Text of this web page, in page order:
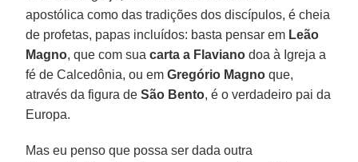
apostólica como das tradições dos discípulos, é cheia
de profetas, papas incluídos: basta pensar em Leão
Magno, que com sua carta a Flaviano doa à Igreja a
fé de Calcedônia, ou emGregório Magno que,
através da figura deSão Bento, é o verdadeiro pai da
Europa.
Mas eu penso que possa ser dada outra